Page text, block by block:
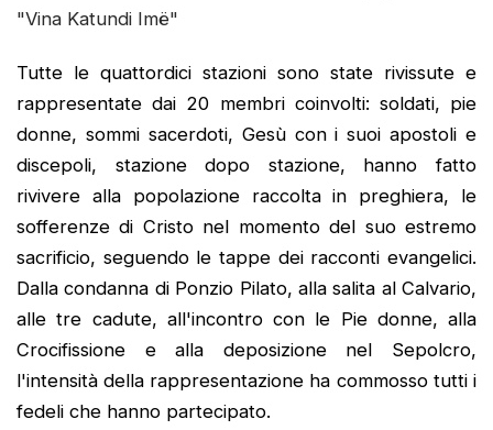
"Vina Katundi Imë"
Tutte le quattordici stazioni sono state rivissute e
rappresentate dai 20 membri coinvolti: soldati, pie
donne, sommi sacerdoti, Gesù con i suoi apostoli e
discepoli, stazione dopo stazione, hanno fatto
rivivere alla popolazione raccolta in preghiera, le
sofferenze di Cristo nel momento del suo estremo
sacrificio, seguendo le tappe dei racconti evangelici.
Dalla condanna di Ponzio Pilato, alla salita al Calvario,
alle tre cadute, all'incontro con le Pie donne, alla
Crocifissione e alla deposizione nel Sepolcro,
l'intensità della rappresentazione ha commosso tutti i
fedeli che hanno partecipato.